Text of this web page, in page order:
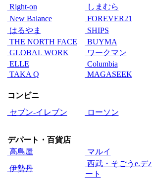
Right-on
しまむら
New Balance
FOREVER21
はるやま
SHIPS
THE NORTH FACE
BUYMA
GLOBAL WORK
ワークマン
ELLE
Columbia
TAKA Q
MAGASEEK
コンビニ
セブン‐イレブン
ローソン
デパート・百貨店
高島屋
マルイ
伊勢丹
西武・そごうe.デ
ート